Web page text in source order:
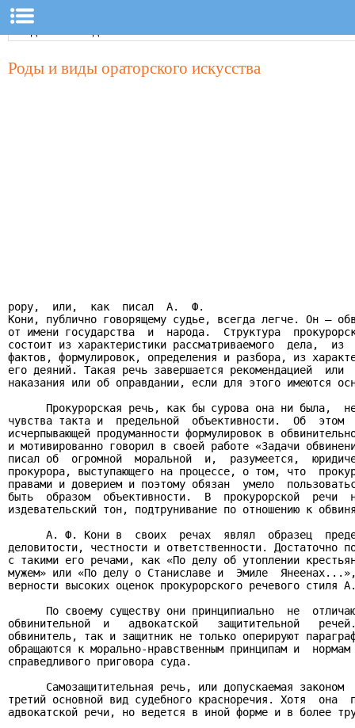
Роды и виды ораторского искусства
рору,  или,  как  писал  А.  Ф.
Кони, публично говорящему судье, всегда легче. Он –
от имени государства  и  народа.  Структура
состоит из характеристики рассматриваемого  дела,  из
фактов, формулировок, определения и разбора, из
его деяний. Такая речь завершается рекомендацией
наказания или об оправдании, если для этого имеются
Прокурорская речь, как бы сурова она ни была,
чувства такта и  предельной  объективности.  Об  этом
исчерпывающей продуманности формулировок в
и мотивированно говорил в своей работе «Задачи
писал об  огромной  моральной  и,  разумеется,
прокурора, выступающего на процессе, о том, что
правами и доверием и поэтому обязан  умело
быть  образом  объективности.  В  прокурорской  речи
издевательский тон, подтрунивание по отношению к
А. Ф. Кони в  своих  речах  являл  образец
деловитости, честности и ответственности. Достаточно
с такими его речами, как «По делу об утоплении
мужем» или «По делу о Станиславе и  Эмиле
верности высоких оценок прокурорского речевого стиля
По своему существу они принципиально  не
обвинительной  и   адвокатской   защитительной
обвинитель, так и защитник не только оперируют
обращаются к морально-нравственным принципам и
справедливого приговора суда.
Самозащитительная речь, или допускаемая законом
третий основной вид судебного красноречия. Хотя  она
адвокатской речи, но ведется в иной форме и в более